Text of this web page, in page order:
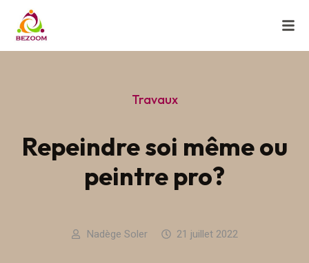
Travaux
Repeindre soi même ou
peintre pro?
Nadège Soler 21 juillet 2022